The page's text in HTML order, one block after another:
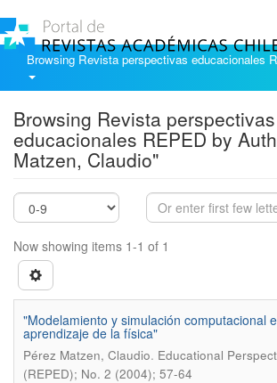
Browsing Revista perspectivas educacionales
Browsing Revista perspectivas
educacionales REPED by
Matzen, Claudio"
Now showing items 1-1 of 1
"Modelamiento y simulación computacional
aprendizaje de la física"
Pérez Matzen, Claudio. Educational
(REPED); No. 2 (2004); 57-64